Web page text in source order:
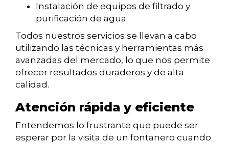
Instalación de equipos de filtrado y
purificación de agua
Todos nuestros servicios se llevan a cabo
utilizando las técnicas y herramientas más
avanzadas del mercado, lo que nos permite
ofrecer resultados duraderos y de alta
calidad.
Atención rápida y eficiente
Entendemos lo frustrante que puede ser
esperar por la visita de un fontanero cuando